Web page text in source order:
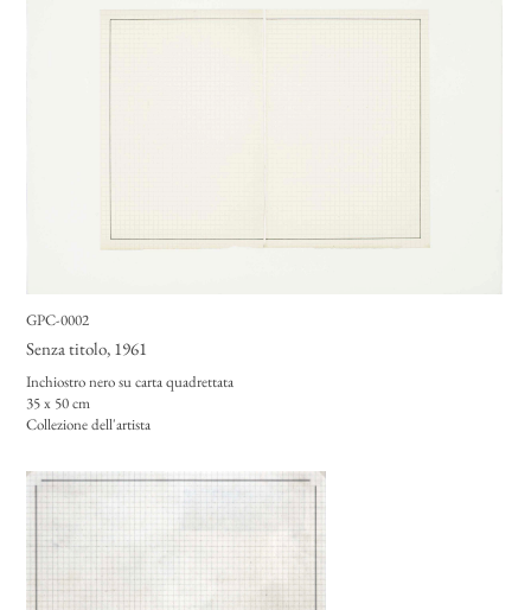
GPC-0002
Senza titolo, 1961
Inchiostro nero su carta quadrettata
35 x 50 cm
Collezione dell'artista